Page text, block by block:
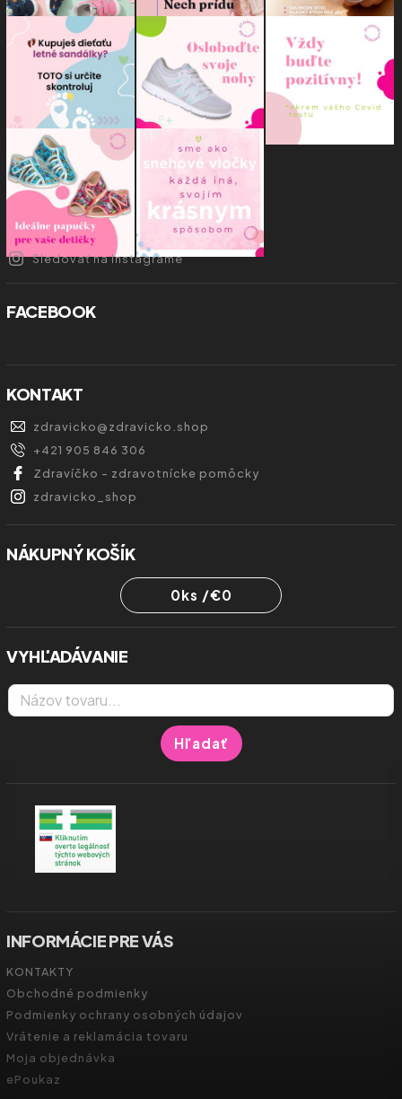
Sledovať na Instagrame
FACEBOOK
KONTAKT
zdravicko@zdravicko.shop
+421 905 846 306
Zdravíčko - zdravotnícke pomôcky
zdravicko_shop
NÁKUPNÝ KOŠÍK
0ks /€0
VYHĽADÁVANIE
Hľadať
INFORMÁCIE PRE VÁS
KONTAKTY
Obchodné podmienky
Podmienky ochrany osobných údajov
Vrátenie a reklamácia tovaru
Moja objednávka
ePoukaz